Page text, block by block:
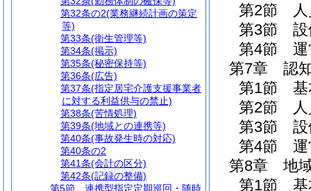
第2節
第3節
第4節
第7章
認
第1節
第2節
第3節
第4節
第8章
地
第1節
第32条の2(業務継続計画の策定
等)
第33条(衛生管理等)
第34条(掲示)
第35条(秘密保持等)
第36条(広告)
第37条(指定居宅介護支援事業者
に対する利益供与の禁止)
第38条(苦情処理)
第39条(地域との連携等)
第40条(事故発生時の対応)
第40条の2
第41条(会計の区分)
第42条(記録の整備)
第5節
連携型指定定期巡回・随時